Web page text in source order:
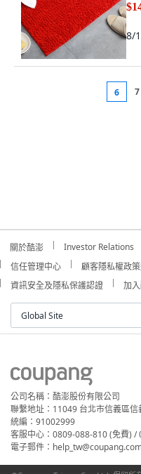
8/
6 7
關於酷澎 Investor Relations
信任管理中心
顧客隱私權政
資訊安全及隱私保護認證
加
Global Site
公司名稱：酷澎股份有限公司
聯繫地址：11049 台北市信義區
統編：91002999
客服中心：0809-088-810 (免費) /
電子郵件：